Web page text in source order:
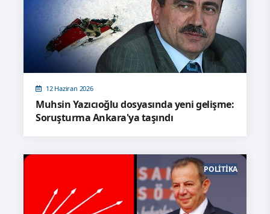
12 Haziran 2026
Muhsin Yazıcıoğlu dosyasında yeni gelişme:
Soruşturma Ankara'ya taşındı
POLITIKA